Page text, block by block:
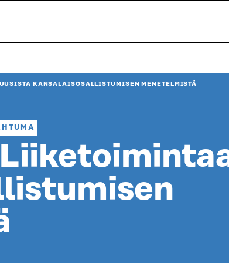
KANSALAISOSALLISTUMISEN MENETELMISTÄ